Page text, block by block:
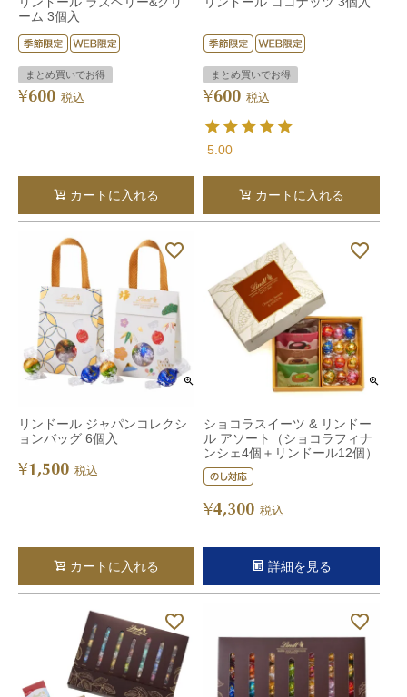
ーム 3個入
まとめ買いでお得
¥600 税込
カートに入れる
まとめ買いでお得
¥600 税込
5.00
カートに入れる
リンドール ジャパンコレクシ
ョンバッグ 6個入
¥1,500 税込
カートに入れる
ショコラスイーツ & リンドー
ル アソート（ショコラフィナ
ンシェ4個＋リンドール12個）
¥4,300 税込
詳細を見る